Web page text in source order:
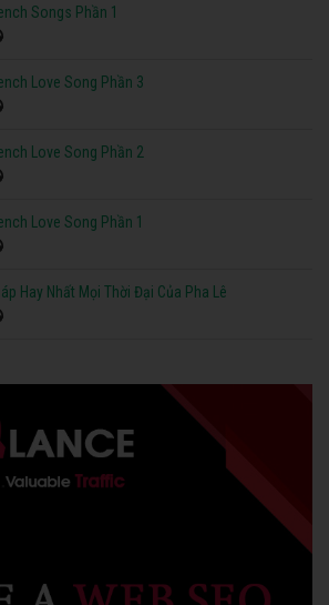
Songs Phần 1
Love Song Phần 3
Love Song Phần 2
Love Song Phần 1
Hay Nhất Mọi Thời Đại Của Pha Lê